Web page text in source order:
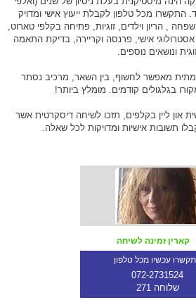
התקשרו מכל טלפון לקבלת ייעוץ אישי ומדויק
, הריון וילדים, זוגיות, פתיחה בקלפי טארוט,
אסטרולוגי אישי, פרנסה וקריירה, בדיקת התאמה
ונושאים נוספים.
מאפשר לחשוף, בין השאר, מרכיב נסתר
בגלגולים קודמים. מומלץ ביותר!
און ליין בקלפים, תזכו לשיחה דיסקרטית אשר
תשובות אישיות ומדויקות לכל שאלה.
קארין זמינה לשיחה
עכשיו מכל טלפון
072-2731524
שלוחה 271